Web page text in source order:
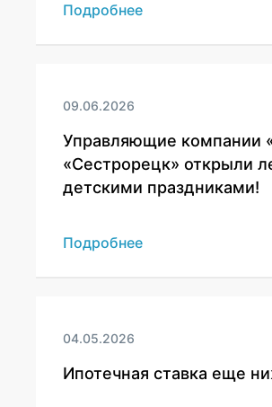
Подробнее
09.06.2026
Управляющие компании
«Сестрорецк» открыли
детскими праздниками!
Подробнее
04.05.2026
Ипотечная ставка еще